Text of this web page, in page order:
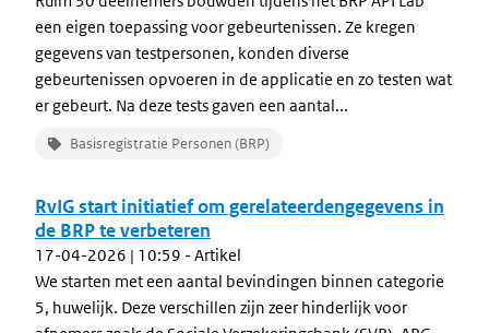
een eigen toepassing voor gebeurtenissen. Ze kregen
gegevens van testpersonen, konden diverse
gebeurtenissen opvoeren in de applicatie en zo testen wat
er gebeurt. Na deze tests gaven een aantal...
Basisregistratie Personen (BRP)
RvIG start initiatief om gerelateerdengegevens in
de BRP te verbeteren
17-04-2026 | 10:59 - Artikel
We starten met een aantal bevindingen binnen categorie
5, huwelijk. Deze verschillen zijn zeer hinderlijk voor